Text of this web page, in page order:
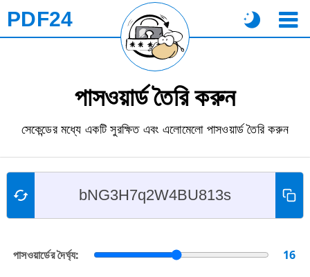
PDF24
পাসওয়ার্ড তৈরি করুন
সেকেন্ডের মধ্যে একটি সুরক্ষিত এবং এলোমেলো পাসওয়ার্ড তৈরি করুন
পাসওয়ার্ডের দৈর্ঘ্য: 16